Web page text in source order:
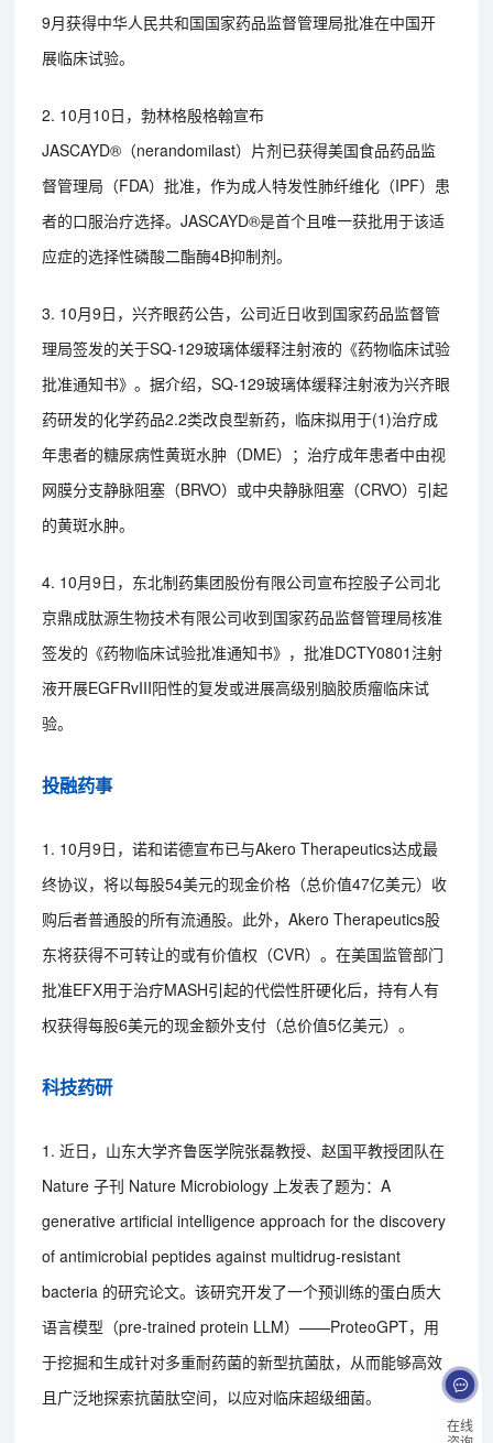
在线
9月获得中华人民共和国国家药品监督管理局批准在中国开
展临床试验。
2. 10月10日，勃林格殷格翰宣布
JASCAYD®（nerandomilast）片剂已获得美国食品药品监
督管理局（FDA）批准，作为成人特发性肺纤维化（IPF）患
者的口服治疗选择。JASCAYD®是首个且唯一获批用于该适
应症的选择性磷酸二酯酶4B抑制剂。
3. 10月9日，兴齐眼药公告，公司近日收到国家药品监督管
理局签发的关于SQ-129玻璃体缓释注射液的《药物临床试验
批准通知书》。据介绍，SQ-129玻璃体缓释注射液为兴齐眼
药研发的化学药品2.2类改良型新药，临床拟用于(1)治疗成
年患者的糖尿病性黄斑水肿（DME）；治疗成年患者中由视
网膜分支静脉阻塞（BRVO）或中央静脉阻塞（CRVO）引起
的黄斑水肿。
4. 10月9日，东北制药集团股份有限公司宣布控股子公司北
京鼎成肽源生物技术有限公司收到国家药品监督管理局核准
签发的《药物临床试验批准通知书》，批准DCTY0801注射
液开展EGFRvIII阳性的复发或进展高级别脑胶质瘤临床试
验。
投融药事
1. 10月9日，诺和诺德宣布已与Akero Therapeutics达成最
终协议，将以每股54美元的现金价格（总价值47亿美元）收
购后者普通股的所有流通股。此外，Akero Therapeutics股
东将获得不可转让的或有价值权（CVR）。在美国监管部门
批准EFX用于治疗MASH引起的代偿性肝硬化后，持有人有
权获得每股6美元的现金额外支付（总价值5亿美元）。
科技药研
1. 近日，山东大学齐鲁医学院张磊教授、赵国平教授团队在
Nature 子刊 Nature Microbiology 上发表了题为：A
generative artificial intelligence approach for the discovery
of antimicrobial peptides against multidrug-resistant
bacteria 的研究论文。该研究开发了一个预训练的蛋白质大
语言模型（pre-trained protein LLM）——ProteoGPT，用
于挖掘和生成针对多重耐药菌的新型抗菌肽，从而能够高效
且广泛地探索抗菌肽空间，以应对临床超级细菌。